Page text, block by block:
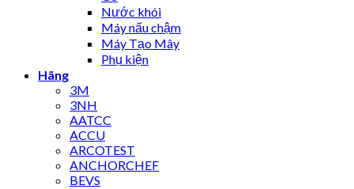
Nước khói
Máy nấu chậm
Máy Tạo Mây
Phụ kiện
Hãng
3M
3NH
AATCC
ACCU
ARCOTEST
ANCHORCHEF
BEVS